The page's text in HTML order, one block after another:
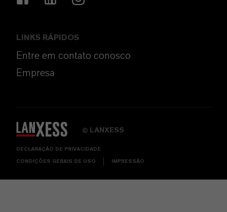
LINKS RÁPIDOS
Entre em contato conosco
Empresa
© LANXESS
DECLARAÇÃO DE PRIVACIDADE
CONDIÇÕES GERAIS DE USO IMPRESSÃO